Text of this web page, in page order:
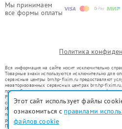
Мы принимаем
все формы оплаты
Политика
Вся информация на сайте носит исключительно
Товарные знаки используются исключительно для
сервисные центры brn.hp-fixim.ru предоставляют
неавторизованных сервисных центрах brn.hp-
правообладателями товарных знаков или их
Ремонт осуществляется для устройств, уже
со статьей 1487 ГК РФ.
Использование товарных знаков не преследует
потребителей в заблуждение, а служит для
ремонту техники указанных брендов.
Представленная на сайте информация не является
Этот сайт использует файлы
ознакомиться с правилами
файлов cookie